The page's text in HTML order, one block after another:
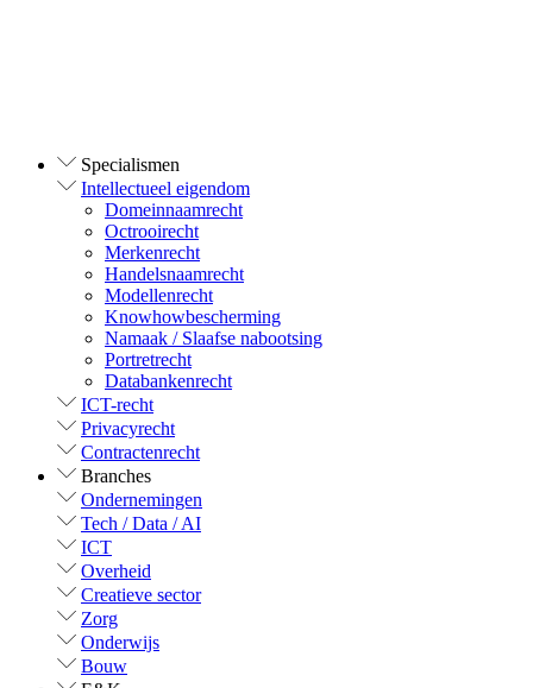
Specialismen
Intellectueel eigendom
Domeinnaamrecht
Octrooirecht
Merkenrecht
Handelsnaamrecht
Modellenrecht
Knowhowbescherming
Namaak / Slaafse nabootsing
Portretrecht
Databankenrecht
ICT-recht
Privacyrecht
Contractenrecht
Branches
Ondernemingen
Tech / Data / AI
ICT
Overheid
Creatieve sector
Zorg
Onderwijs
Bouw